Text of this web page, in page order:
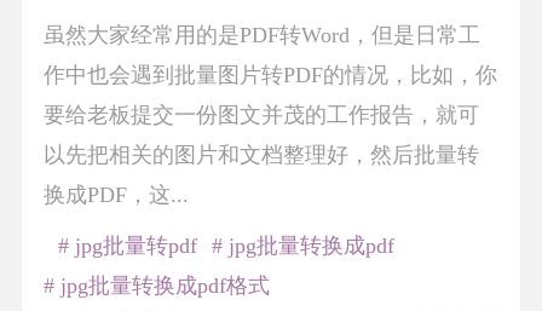
虽然大家经常用的是PDF转Word，但是日常工
作中也会遇到批量图片转PDF的情况，比如，你
要给老板提交一份图文并茂的工作报告，就可
以先把相关的图片和文档整理好，然后批量转
换成PDF，这...
# jpg批量转pdf
# jpg批量转换成pdf
# jpg批量转换成pdf格式